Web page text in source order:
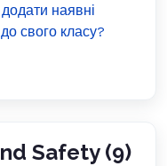
запис
наявні
свого класу?
Safety (9)